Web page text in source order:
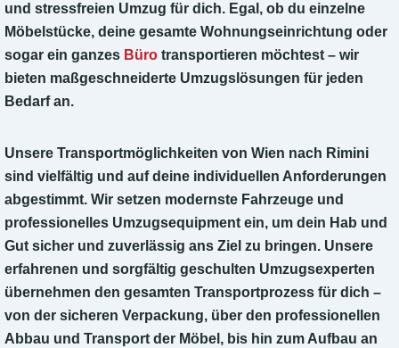
und stressfreien Umzug für dich. Egal, ob du einzelne
Möbelstücke, deine gesamte Wohnungseinrichtung oder
sogar ein ganzes Büro transportieren möchtest – wir
bieten maßgeschneiderte Umzugslösungen für jeden
Bedarf an.
Unsere Transportmöglichkeiten von Wien nach Rimini
sind vielfältig und auf deine individuellen Anforderungen
abgestimmt. Wir setzen modernste Fahrzeuge und
professionelles Umzugsequipment ein, um dein Hab und
Gut sicher und zuverlässig ans Ziel zu bringen. Unsere
erfahrenen und sorgfältig geschulten Umzugsexperten
übernehmen den gesamten Transportprozess für dich –
von der sicheren Verpackung, über den professionellen
Abbau und Transport der Möbel, bis hin zum Aufbau an